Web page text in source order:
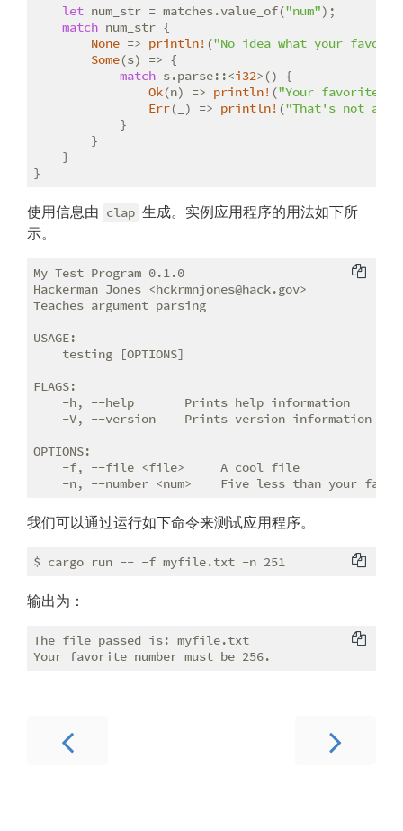
let num_str = matches.value_of("num");
match num_str {
None => println! ("No idea what your
Some(s) => {
match s.parse::<i32>() {
Ok(n) => println! ("Your favorite
Err(_) => println! ("That's not a
            }
        }
    }
}
使用信息由 clap 生成。实例应用程序的用法如下所
示。
My Test Program 0.1.0
Hackerman Jones <hckrmnjones@hack.gov>
Teaches argument parsing
USAGE:
    testing [OPTIONS]
FLAGS:
    -h, --help       Prints help information
    -V, --version    Prints version information
OPTIONS:
    -f, --file <file>     A cool file
我们可以通过运行如下命令来测试应用程序。
输出为：
The file passed is: myfile.txt